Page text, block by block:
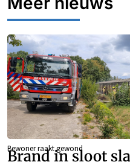
Bewoner raakt gewond
Brand in sloot